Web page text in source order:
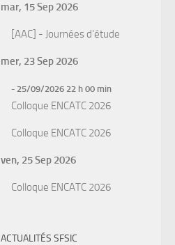
mar, 15 Sep 2026
[AAC] - Journées d'étude
mer, 23 Sep 2026
- 25/09/2026 22 h 00 min
Colloque ENCATC 2026
Colloque ENCATC 2026
ven, 25 Sep 2026
Colloque ENCATC 2026
ACTUALITÉS SFSIC